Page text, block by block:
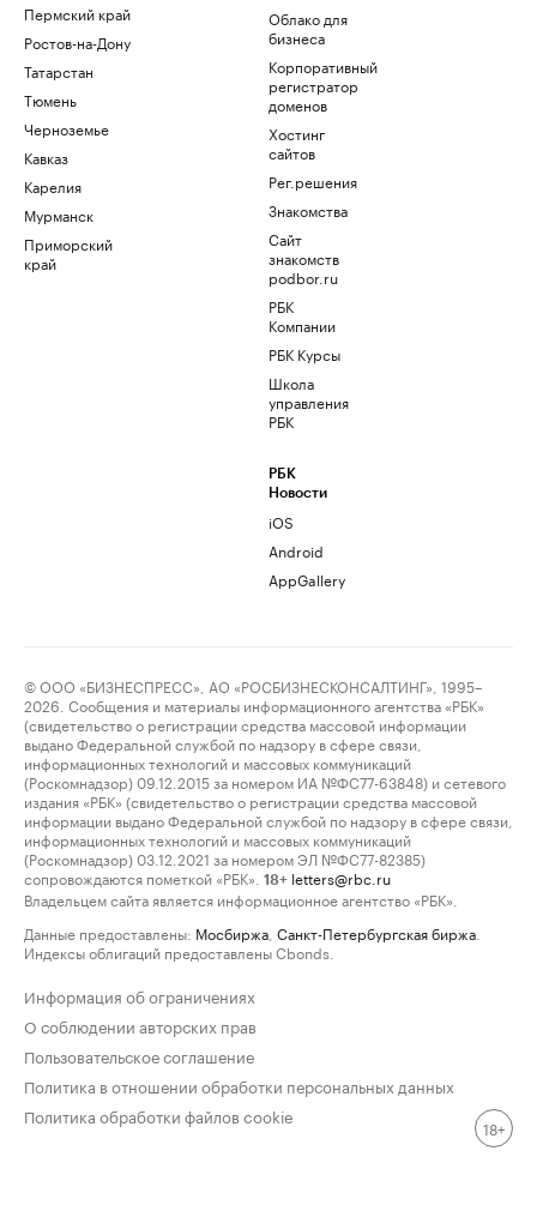
Пермский край
Ростов-на-Дону
Татарстан
Тюмень
Черноземье
Кавказ
Карелия
Мурманск
Приморский
край
Облако для
бизнеса
Корпоративный
регистратор
доменов
Хостинг
сайтов
Рег.решения
Знакомства
Сайт
знакомств
podbor.ru
РБК
Компании
РБК Курсы
Школа
управления
РБК
РБК
Новости
iOS
Android
AppGallery
© ООО «БИЗНЕСПРЕСС», АО «РОСБИЗНЕСКОНСАЛТИНГ», 1995–
2026. Сообщения и материалы информационного агентства «РБК»
(свидетельство о регистрации средства массовой информации
выдано Федеральной службой по надзору в сфере связи,
информационных технологий и массовых коммуникаций
(Роскомнадзор) 09.12.2015 за номером ИА №ФС77-63848) и сетевого
издания «РБК» (свидетельство о регистрации средства массовой
информации выдано Федеральной службой по надзору в сфере связи,
информационных технологий и массовых коммуникаций
(Роскомнадзор) 03.12.2021 за номером ЭЛ №ФС77-82385)
сопровождаются пометкой «РБК».
18+ letters@rbc.ru
Владельцем сайта является информационное агентство «РБК».
Данные предоставлены: Мосбиржа Санкт-Петербургская биржа
Индексы облигаций предоставлены Cbonds.
Информация об ограничениях
О соблюдении авторских прав
Пользовательское соглашение
Политика в отношении обработки персональных данных
Политика обработки файлов cookie
18+